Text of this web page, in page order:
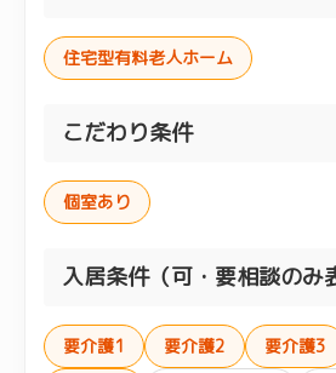
住宅型有料老人ホーム
こだわり条件
個室あり
入居条件（可・要相談のみ
要介護1 要介護2 要介護3